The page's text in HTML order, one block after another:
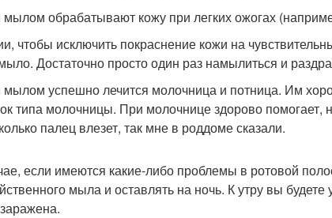
обрабатывают кожу при легких ожогах
чтобы исключить покраснение кожи на
Достаточно просто один раз намылиться и
успешно лечится молочница и потница. Им
типа молочницы. При молочнице здорово
палец влезет, так мне в роддоме сказали.
если имеются какие-либо проблемы в ротовой
мыла и оставлять на ночь. К утру вы